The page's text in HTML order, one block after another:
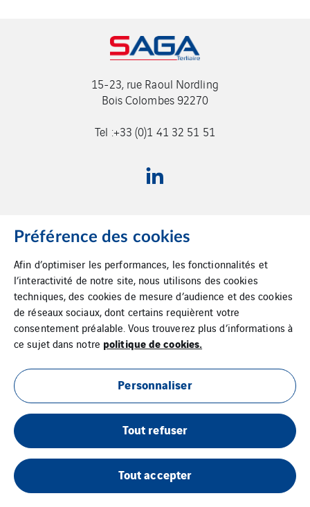
15-23, rue Raoul Nordling
Bois Colombes 92270
Tel :+33 (0)1 41 32 51 51
Accueil
Plan du site
Cookies
Suppression de données
Préférence des cookies
Afin d’optimiser les performances, les fonctionnalités et
l’interactivité de notre site, nous utilisons des cookies
techniques, des cookies de mesure d’audience et des cookies
de réseaux sociaux, dont certains requièrent votre
consentement préalable. Vous trouverez plus d’informations à
ce sujet dans notre politique de cookies.
Personnaliser
Tout refuser
Tout accepter